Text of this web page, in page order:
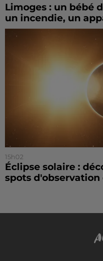
Limoges : un bébé
un incendie, un
15h02
Éclipse solaire :
spots d'observation